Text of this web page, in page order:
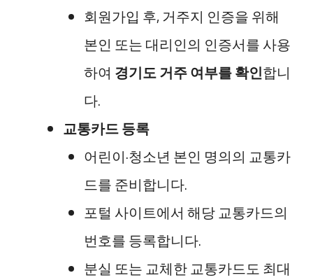
회원가입 후, 거주지 인증을 위해
본인 또는 대리인의 인증서를 사용
하여 경기도 거주 여부를 확인합니
다.
교통카드 등록
어린이·청소년 본인 명의의 교통카
드를 준비합니다.
포털 사이트에서 해당 교통카드의
번호를 등록합니다.
분실 또는 교체한 교통카드도 최대